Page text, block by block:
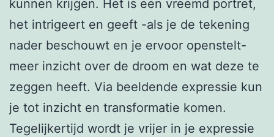
kunnen krijgen. Het is een vreemd portret,
het intrigeert en geeft -als je de tekening
nader beschouwt en je ervoor openstelt-
meer inzicht over de droom en wat deze te
zeggen heeft. Via beeldende expressie kun
je tot inzicht en transformatie komen.
Tegelijkertijd wordt je vrijer in je expressie